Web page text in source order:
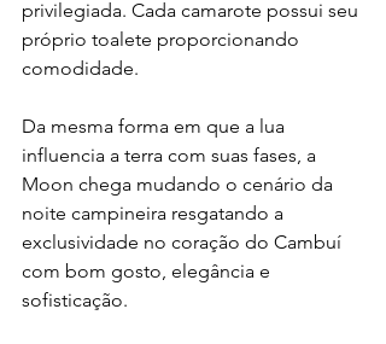
privilegiada. Cada camarote possui seu
próprio toalete proporcionando
comodidade.
Da mesma forma em que a lua
influencia a terra com suas fases, a
Moon chega mudando o cenário da
noite campineira resgatando a
exclusividade no coração do Cambuí
com bom gosto, elegância e
sofisticação.